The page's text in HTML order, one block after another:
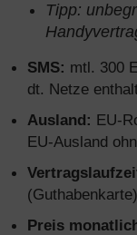
Tipp:
SMS: mtl. 300
dt. Netze
Ausland: EU-
EU-Ausland
Preis